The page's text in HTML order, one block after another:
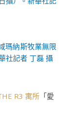
瑪納斯牧業無限
社記者 丁磊 攝
R3 寓所 「愛